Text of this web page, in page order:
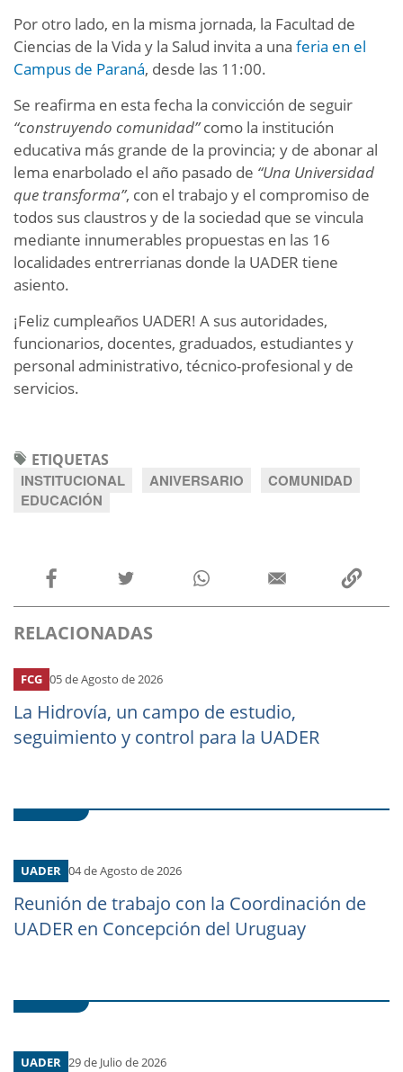
Por otro lado, en la misma jornada, la Facultad de
Ciencias de la Vida y la Salud invita a una feria en el
Campus de Paraná, desde las 11:00.
Se reafirma en esta fecha la convicción de seguir
“construyendo comunidad”como la institución
educativa más grande de la provincia; y de abonar al
lema enarbolado el año pasado de “Una Universidad
que transforma”, con el trabajo y el compromiso de
todos sus claustros y de la sociedad que se vincula
mediante innumerables propuestas en las 16
localidades entrerrianas donde la UADER tiene
asiento.
¡Feliz cumpleaños UADER! A sus autoridades,
funcionarios, docentes, graduados, estudiantes y
personal administrativo, técnico-profesional y de
servicios.
ETIQUETAS
INSTITUCIONAL
ANIVERSARIO
COMUNIDAD
EDUCACIÓN
RELACIONADAS
FCG 05 de Agosto de 2026
La Hidrovía, un campo de estudio,
seguimiento y control para la UADER
UADER 04 de Agosto de 2026
Reunión de trabajo con la Coordinación de
UADER en Concepción del Uruguay
UADER 29 de Julio de 2026